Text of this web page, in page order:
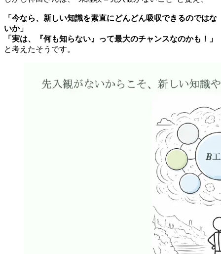
本来であれば、未経験業種への転職は不安なもの。
「なにもできないからな…」「なにも知らないからな…」と
しかし神田さんは、“未経験＝先入観がないこと”と捉え、
「今なら、新しい知識を素直にどんどん吸収できるのではな
「実は、『何も知らない』って最大のチャンスなのかも！」